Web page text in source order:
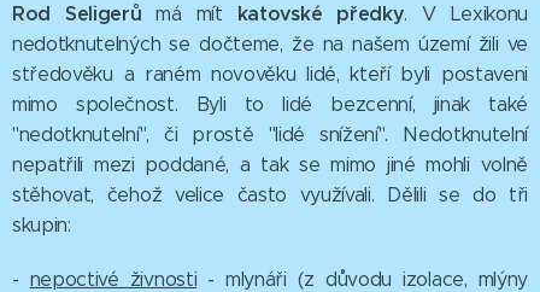
Rod Seligerů má mít katovské předky. V Lexikonu
nedotknutelných se dočteme, že na našem území žili ve
středověku a raném novověku lidé, kteří byli postaveni
mimo společnost. Byli to lidé bezcenní, jinak také
"nedotknutelní", či prostě "lidé snížení". Nedotknutelní
nepatřili mezi poddané, a tak se mimo jiné mohli volně
stěhovat, čehož velice často využívali. Dělili se do tři
skupin:
- nepoctivé živnosti - mlynáři (z důvodu izolace, mlýny